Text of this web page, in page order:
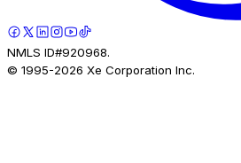
NMLS ID#920968.
© 1995-2026 Xe Corporation Inc.